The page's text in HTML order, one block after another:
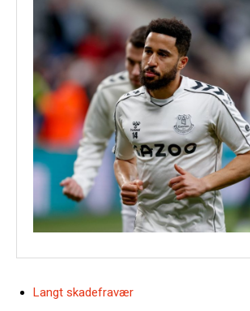
Langt skadefravær